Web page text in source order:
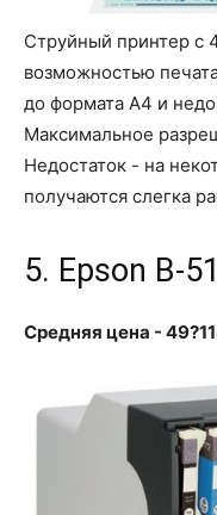
Струйный принтер с
возможностью
до формата A4 и
Максимальное
Недостаток - на
получаются слегка
5. Epson B-
Средняя цена -